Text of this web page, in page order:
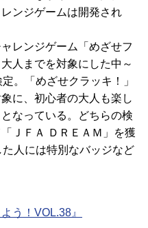
ンジゲームは開発され
レンジゲーム「めざせフ
人までを対象にした中～
。「めざせクラッキ！」
に、初心者の大人も楽し
なっている。どちらの検
ＪＦＡ ＤＲＥＡＭ」を獲
人には特別なバッジなど
う！VOL.38』